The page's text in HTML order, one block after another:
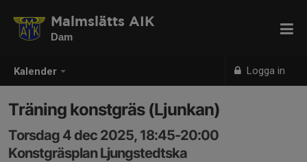
Kalender Logga in
Malmslätts AIK
Dam
Träning konstgräs (Ljunkan)
Torsdag 4 dec 2025, 18:45-20:00
Konstgräsplan Ljungstedtska